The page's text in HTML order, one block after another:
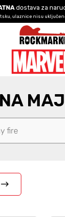
dostava za
ulaznice nisu